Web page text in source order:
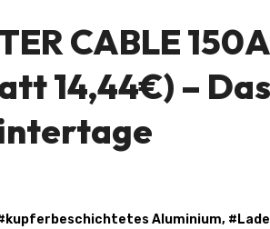
CABLE 150A
14,44€) – Das
kupferbeschichtetes Aluminium, #